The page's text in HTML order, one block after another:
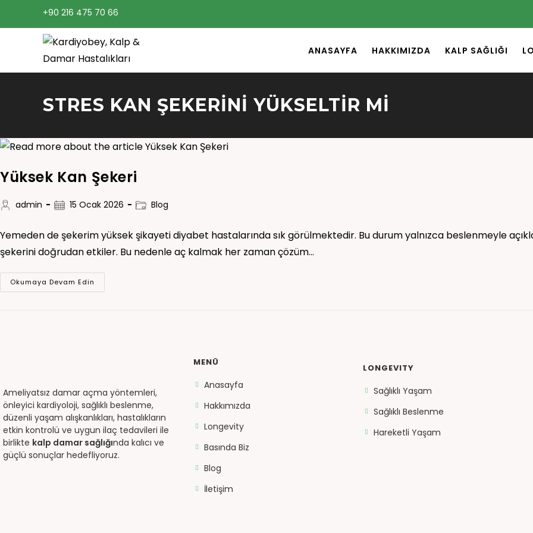
+90 216 475 70 66
ANASAYFA HAKKIMIZDA KALP SAĞLIĞI
STRES KAN ŞEKERINI YÜKSELTIR MI
Yüksek Kan Şekeri
admin 15 Ocak 2026 Blog
Yemeden de şekerim yüksek şikayeti diyabet hastalarında sık görülmektedir. Bu durum yalnızca beslenmeyle
şekerini doğrudan etkiler. Bu nedenle aç kalmak her zaman çözüm…
Okumaya Devam Edin
Ameliyatsız damar açma yöntemleri,
önleyici kardiyoloji, sağlıklı beslenme,
düzenli yaşam alışkanlıkları, hastalıkların
etkin kontrolü ve uygun ilaç tedavileri ile
birlikte kalp damar sağlığında kalıcı ve
güçlü sonuçlar hedefliyoruz.
MENÜ
Anasayfa
Hakkımızda
Longevity
Basında Biz
Blog
İletişim
LONGEVITY
Sağlıklı Yaşam
Sağlıklı Beslenme
Hareketli Yaşam